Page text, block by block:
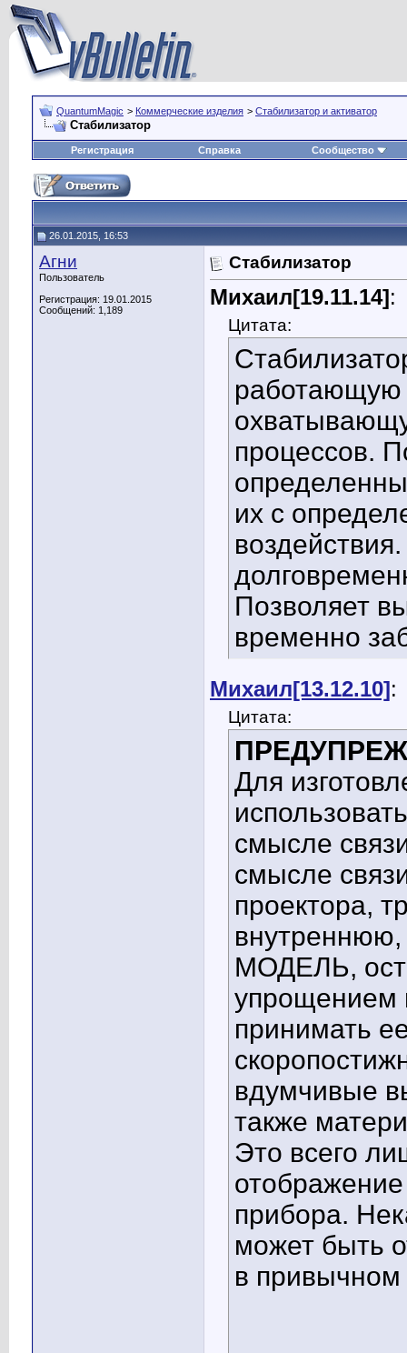
QuantumMagic > Коммерческие изделия > Стабилизатор и активатор
Стабилизатор
Регистрация Справка Сообщество
26.01.2015, 16:53
Агни
Пользователь
Регистрация: 19.01.2015
Сообщений: 1,189
Стабилизатор
Михаил[19.11.14] :
Цитата:
работающую
процессов.
их с
Позволяет
временно
Михаил[13.12.10] :
Цитата:
Для
смысле
смысле
проектора,
МОДЕЛЬ,
упрощением
принимать
вдумчивые
также
Это всего
прибора.
может быть
в